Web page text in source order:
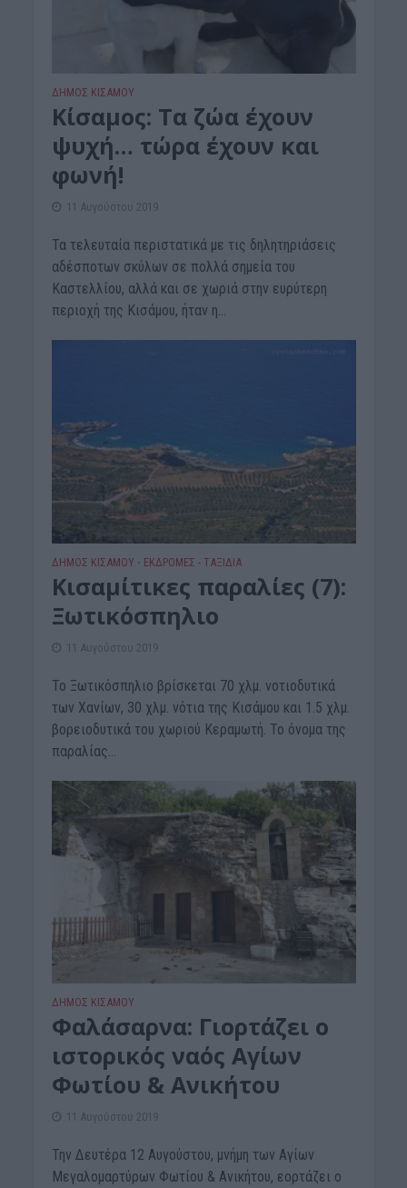
ΔΉΜΟΣ ΚΙΣΆΜΟΥ
Kίσαμος: Tα ζώα έχουν
ψυχή… τώρα έχουν και
φωνή!
11 Αυγούστου 2019
Τα τελευταία περιστατικά με τις δηλητηριάσεις
αδέσποτων σκύλων σε πολλά σημεία του
Καστελλίου, αλλά και σε χωριά στην ευρύτερη
περιοχή της Κισάμου, ήταν η...
ΔΉΜΟΣ ΚΙΣΆΜΟΥ • ΕΚΔΡΟΜΈΣ - ΤΑΞΊΔΙΑ
Κισαμίτικες παραλίες (7):
Ξωτικόσπηλιο
11 Αυγούστου 2019
Το Ξωτικόσπηλιο βρίσκεται 70 χλμ. νοτιοδυτικά
των Χανίων, 30 χλμ. νότια της Κισάμου και 1.5 χλμ.
βορειοδυτικά του χωριού Κεραμωτή. Το όνομα της
παραλίας...
ΔΉΜΟΣ ΚΙΣΆΜΟΥ
Φαλάσαρνα: Γιορτάζει ο
ιστορικός ναός Αγίων
Φωτίου & Ανικήτου
11 Αυγούστου 2019
Την Δευτέρα 12 Αυγούστου, μνήμη των Αγίων
Μεγαλομαρτύρων Φωτίου & Ανικήτου, εορτάζει ο